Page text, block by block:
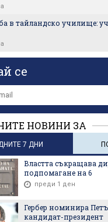
в тайландско училище:
се
НОВИНИ ЗА
7 ДНИ
Властта съкращава
подпомагане на 6
преди 1 ден
Гербер номинира
кандидат-президент